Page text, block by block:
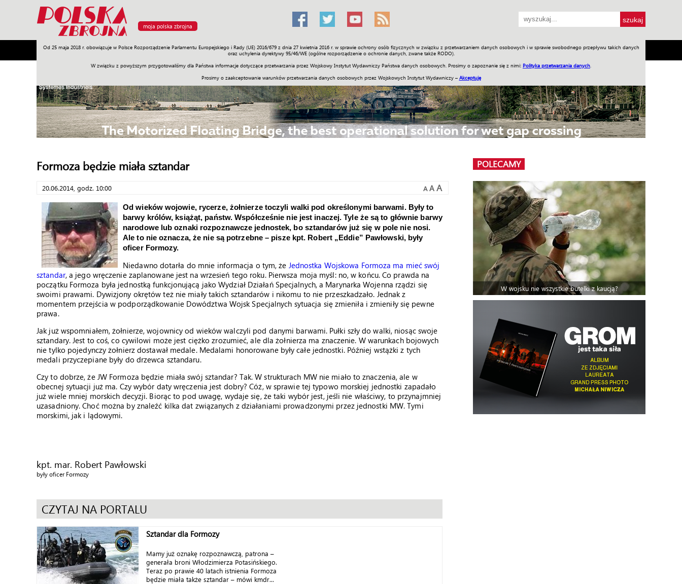
moja polska zbrojna
Od 25 maja 2018 r. obowiązuje w Polsce Rozporządzenie Parlamentu Europejskiego i Rady (UE) 2016/679 z dnia 27 kwietnia 2016 r. w sprawie ochrony osób fizycznych w związku z przetwarzaniem danych osobowych i w sprawie swobodnego przepływu takich danych
oraz uchylenia dyrektywy 95/46/WE (ogólne rozporządzenie o ochronie danych, zwane także RODO).
W związku z powyższym przygotowaliśmy dla Państwa informacje dotyczące przetwarzania przez Wojskowy Instytut Wydawniczy Państwa danych osobowych. Prosimy o zapoznanie się z nimi: Polityka przetwarzania danych
Prosimy o zaakceptowanie warunków przetwarzania danych osobowych przez Wojskowych Instytut Wydawniczy – Akceptuję
Armia Poligon Sprzęt Misje Polityka Prawo Świat Społeczność Sport Historia Galerie Wideo ENGLISH SKLEP Jednodniówki Praca w WIW
Formoza będzie miała sztandar
20.06.2014, godz. 10:00 A A A
Od wieków wojowie, rycerze, żołnierze toczyli walki pod określonymi barwami. Były to
barwy królów, książąt, państw. Współcześnie nie jest inaczej. Tyle że są to głównie barwy
narodowe lub oznaki rozpoznawcze jednostek, bo sztandarów już się w pole nie nosi.
Ale to nie oznacza, że nie są potrzebne – pisze kpt. Robert „Eddie” Pawłowski, były
oficer Formozy.
Niedawno dotarła do mnie informacja o tym, że Jednostka Wojskowa Formoza ma mieć swój
sztandar, a jego wręczenie zaplanowane jest na wrzesień tego roku. Pierwsza moja myśl: no, w końcu. Co prawda na
początku Formoza była jednostką funkcjonującą jako Wydział Działań Specjalnych, a Marynarka Wojenna rządzi się
swoimi prawami. Dywizjony okrętów też nie miały takich sztandarów i nikomu to nie przeszkadzało. Jednak z
momentem przejścia w podporządkowanie Dowództwa Wojsk Specjalnych sytuacja się zmieniła i zmieniły się pewne
prawa.
Jak już wspomniałem, żołnierze, wojownicy od wieków walczyli pod danymi barwami. Pułki szły do walki, niosąc swoje
sztandary. Jest to coś, co cywilowi może jest ciężko zrozumieć, ale dla żołnierza ma znaczenie. W warunkach bojowych
nie tylko pojedynczy żołnierz dostawał medale. Medalami honorowane były całe jednostki. Później wstążki z tych
medali przyczepiane były do drzewca sztandaru.
Czy to dobrze, że JW Formoza będzie miała swój sztandar? Tak. W strukturach MW nie miało to znaczenia, ale w
obecnej sytuacji już ma. Czy wybór daty wręczenia jest dobry? Cóż, w sprawie tej typowo morskiej jednostki zapadało
już wiele mniej morskich decyzji. Biorąc to pod uwagę, wydaje się, że taki wybór jest, jeśli nie właściwy, to przynajmniej
uzasadniony. Choć można by znaleźć kilka dat związanych z działaniami prowadzonymi przez jednostki MW. Tymi
morskimi, jak i lądowymi.
kpt. mar. Robert Pawłowski
były oficer Formozy
CZYTAJ NA PORTALU
Sztandar dla Formozy
Mamy już oznakę rozpoznawczą, patrona –
generała broni Włodzimierza Potasińskiego.
Teraz po prawie 40 latach istnienia Formoza
będzie miała także sztandar – mówi kmdr...
POLECAMY
W wojsku nie wszystkie butelki z kaucją?